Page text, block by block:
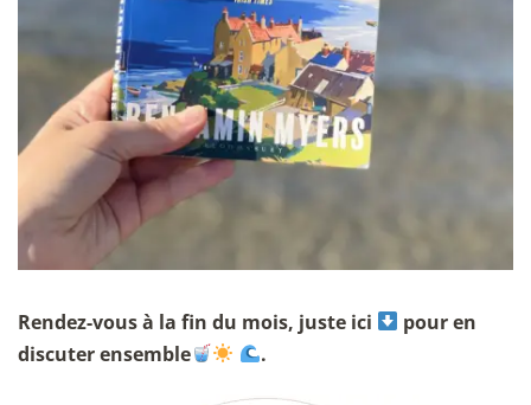
Rendez-vous à la fin du mois, juste ici
pour en
discuter ensemble
.